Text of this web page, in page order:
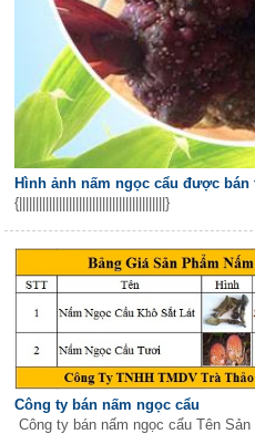
Hình ảnh nấm ngọc cẩu được bán
{||||||||||||||||||||||||||||||||||||||||||||}
Công ty bán nấm ngọc cẩu
Công ty bán nấm ngọc cẩu Tên